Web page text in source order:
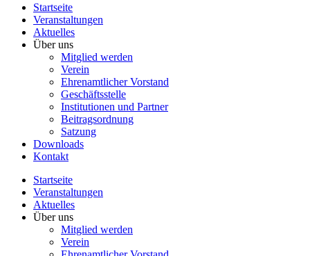
Startseite
Veranstaltungen
Aktuelles
Über uns
Mitglied werden
Verein
Ehrenamtlicher Vorstand
Geschäftsstelle
Institutionen und Partner
Beitragsordnung
Satzung
Downloads
Kontakt
Startseite
Veranstaltungen
Aktuelles
Über uns
Mitglied werden
Verein